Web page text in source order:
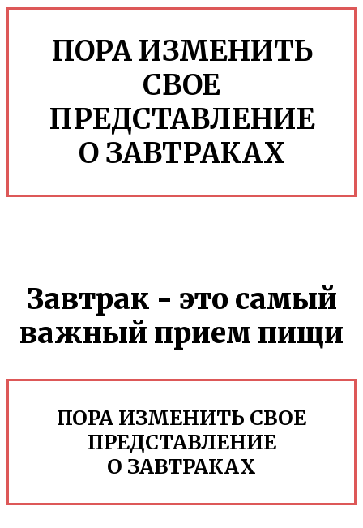
ПОРА ИЗМЕНИТЬ
СВОЕ
ПРЕДСТАВЛЕНИЕ
О ЗАВТРАКАХ
Завтрак - это самый
важный прием пищи
ПОРА ИЗМЕНИТЬ СВОЕ
ПРЕДСТАВЛЕНИЕ
О ЗАВТРАКАХ